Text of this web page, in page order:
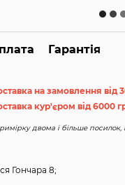
Гарантія
на замовлення від
кур'єром від 6000
двома і більше посилок,
Гончара 8;